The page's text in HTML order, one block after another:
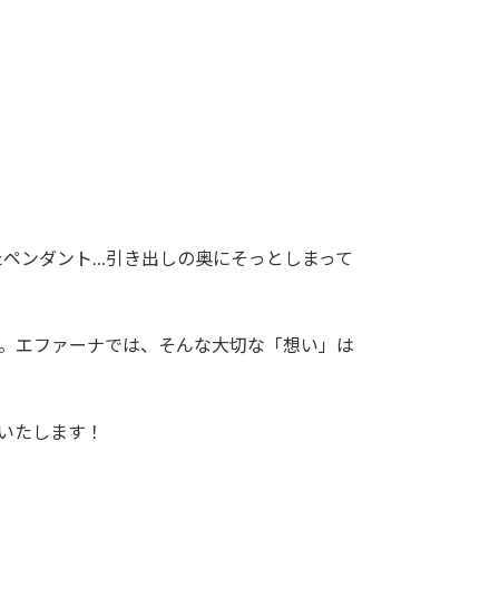
ンダント…引き出しの奥にそっとしまって
エファーナでは、そんな大切な「想い」は
たします！